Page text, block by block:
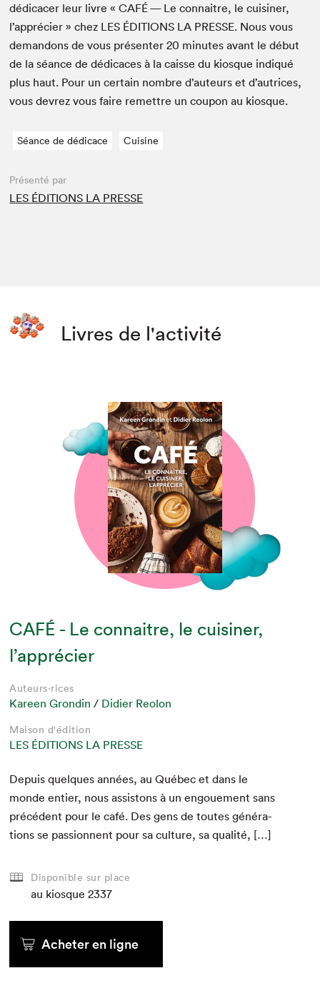
dédi­cac­er leur livre «CAFÉ— Le con­naitre, le cuisin­er,
l’apprécier » chez LES ÉDI­TIONS LA PRESSE. Nous vous
deman­dons de vous présen­ter20 min­utes avant le début
de la séance de dédi­caces à la caisse du kiosque indiqué
plus haut. Pour un cer­tain nom­bre d’auteurs et d’autrices,
vous devrez vous faire remet­tre un coupon au kiosque.
Séance de dédicace Cuisine
Présenté par
LES ÉDITIONS LA PRESSE
Livres de l'activité
CAFÉ - Le connaitre, le cuisiner,
l’apprécier
Auteurs·rices
Kareen Grondin / Didier Reolon
Maison d'édition
LES ÉDITIONS LA PRESSE
Depuis quelques années, au Québec et dans le
monde entier, nous assis­tons à un engoue­ment sans
précé­dent pour le café. Des gens de toutes généra­
tions se pas­sion­nent pour sa cul­ture, sa qualité, […]
Disponible sur place
au kiosque 2337
Acheter en ligne